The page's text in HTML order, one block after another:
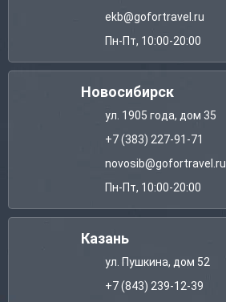
ekb@gofortravel.ru
Пн-Пт, 10:00-20:00
Новосибирск
ул. 1905 года, дом 35
+7 (383) 227-91-71
novosib@gofortravel.ru
Пн-Пт, 10:00-20:00
Казань
ул. Пушкина, дом 52
+7 (843) 239-12-39